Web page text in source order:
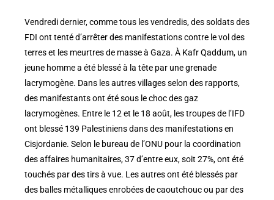
Vendredi dernier, comme tous les vendredis, des soldats des
FDI ont tenté d’arrêter des manifestations contre le vol des
terres et les meurtres de masse à Gaza. À Kafr Qaddum, un
jeune homme a été blessé à la tête par une grenade
lacrymogène. Dans les autres villages selon des rapports,
des manifestants ont été sous le choc des gaz
lacrymogènes. Entre le 12 et le 18 août, les troupes de l’IFD
ont blessé 139 Palestiniens dans des manifestations en
Cisjordanie. Selon le bureau de l’ONU pour la coordination
des affaires humanitaires, 37 d’entre eux, soit 27%, ont été
touchés par des tirs à vue. Les autres ont été blessés par
des balles métalliques enrobées de caoutchouc ou par des